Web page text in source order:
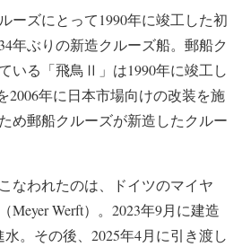
ーズにとって1990年に竣工した初
年ぶりの新造クルーズ船。郵船ク
いる「飛鳥Ⅱ」は1990年に竣工し
2006年に日本市場向けの改装を施
め郵船クルーズが新造したクルー
なわれたのは、ドイツのマイヤ
Meyer Werft）。2023年9月に建造
。その後、2025年4月に引き渡し